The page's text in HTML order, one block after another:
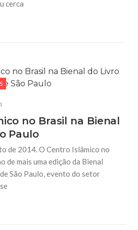
cerca
no Brasil na Bienal
Paulo
de 2014. O Centro Islâmico no
de mais uma edição da Bienal
São Paulo, evento do setor